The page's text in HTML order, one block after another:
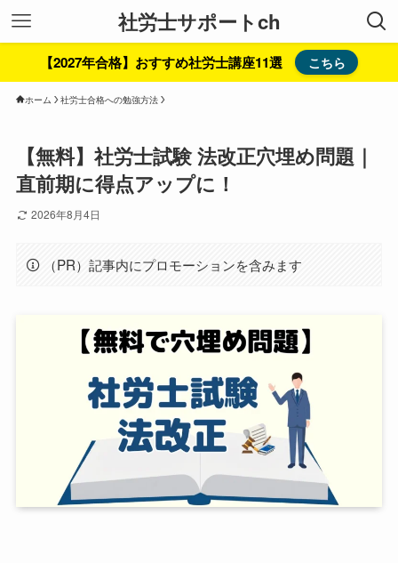
社労士サポートch
【2027年合格】おすすめ社労士講座11選 こちら
ホーム 社労士合格への勉強方法
【無料】社労士試験 法改正穴埋め問題｜
直前期に得点アップに！
2026年8月4日
（PR）記事内にプロモーションを含みます